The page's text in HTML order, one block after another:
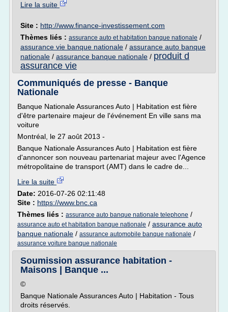
Lire la suite
Site : http://www.finance-investissement.com
Thèmes liés : assurance auto et habitation banque nationale /
assurance vie banque nationale / assurance auto banque
nationale / assurance banque nationale / produit d
assurance vie
Communiqués de presse - Banque
Nationale
Banque Nationale Assurances Auto | Habitation est fière
d'être partenaire majeur de l'événement En ville sans ma
voiture
Montréal, le 27 août 2013 -
Banque Nationale Assurances Auto | Habitation est fière
d'annoncer son nouveau partenariat majeur avec l'Agence
métropolitaine de transport (AMT) dans le cadre de...
Lire la suite
Date: 2016-07-26 02:11:48
Site : https://www.bnc.ca
Thèmes liés : assurance auto banque nationale telephone /
assurance auto et habitation banque nationale / assurance auto
banque nationale / assurance automobile banque nationale /
assurance voiture banque nationale
Soumission assurance habitation -
Maisons | Banque ...
©
Banque Nationale Assurances Auto | Habitation - Tous
droits réservés.